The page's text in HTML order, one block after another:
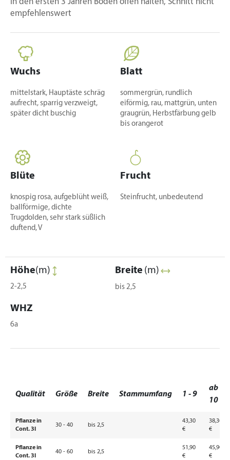
in den ersten 3 Jahren Boden offen halten, Schnitt nicht
empfehlenswert
Wuchs
mittelstark, Hauptäste schräg
aufrecht, sparrig verzweigt,
später dicht buschig
Blatt
sommergrün, rundlich
eiförmig, rau, mattgrün, unten
graugrün, Herbstfärbung gelb
bis orangerot
Blüte
knospig rosa, aufgeblüht weiß,
ballförmige, dichte
Trugdolden, sehr stark süßlich
duftend, V
Frucht
Steinfrucht, unbedeutend
Höhe(m)
2-2,5
Breite (m)
bis 2,5
WHZ
6a
Qualität Größe Breite Stammumfang 1 - 9
ab
10
Pflanze in
Cont. 3l
30 - 40 bis 2,5
43,30
€
38,30
€
Pflanze in
Cont. 3l
40 - 60 bis 2,5
51,90
€
45,90
€